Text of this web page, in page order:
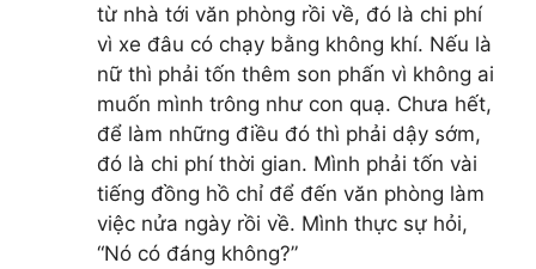
từ nhà tới văn phòng rồi về, đó là chi phí
vì xe đâu có chạy bằng không khí. Nếu là
nữ thì phải tốn thêm son phấn vì không ai
muốn mình trông như con quạ. Chưa hết,
để làm những điều đó thì phải dậy sớm,
đó là chi phí thời gian. Mình phải tốn vài
tiếng đồng hồ chỉ để đến văn phòng làm
việc nửa ngày rồi về. Mình thực sự hỏi,
“Nó có đáng không?”